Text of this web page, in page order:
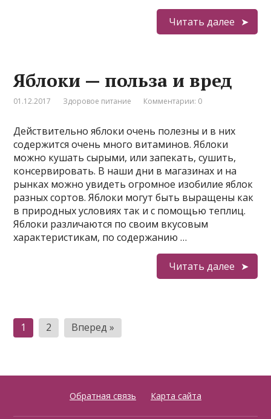
Читать далее
Яблоки — польза и вред
01.12.2017 Здоровое питание Комментарии: 0
Действительно яблоки очень полезны и в них
содержится очень много витаминов. Яблоки
можно кушать сырыми, или запекать, сушить,
консервировать. В наши дни в магазинах и на
рынках можно увидеть огромное изобилие яблок
разных сортов. Яблоки могут быть выращены как
в природных условиях так и с помощью теплиц.
Яблоки различаются по своим вкусовым
характеристикам, по содержанию …
Читать далее
Пагинация
записей
1 2 Вперед »
Обратная связь Карта сайта